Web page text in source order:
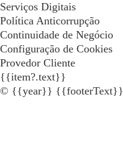
Serviços Digitais
Política Anticorrupção
Continuidade de Negócio
Configuração de Cookies
Provedor Cliente
{{item?.text}}
© {{year}} {{footerText}}